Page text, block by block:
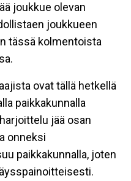
joukkue olevan
joukkueen
tässä kolmentoista
ovat tällä hetkellä
paikkakunnalla
jää osan
onneksi
paikkakunnalla, joten